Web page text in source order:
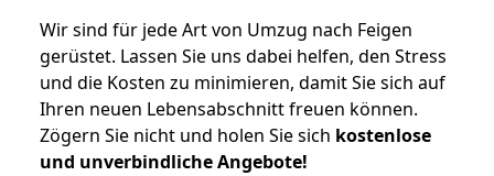
Wir sind für jede Art von Umzug nach Feigen
gerüstet. Lassen Sie uns dabei helfen, den Stress
und die Kosten zu minimieren, damit Sie sich auf
Ihren neuen Lebensabschnitt freuen können.
Zögern Sie nicht und holen Sie sich kostenlose
und unverbindliche Angebote!